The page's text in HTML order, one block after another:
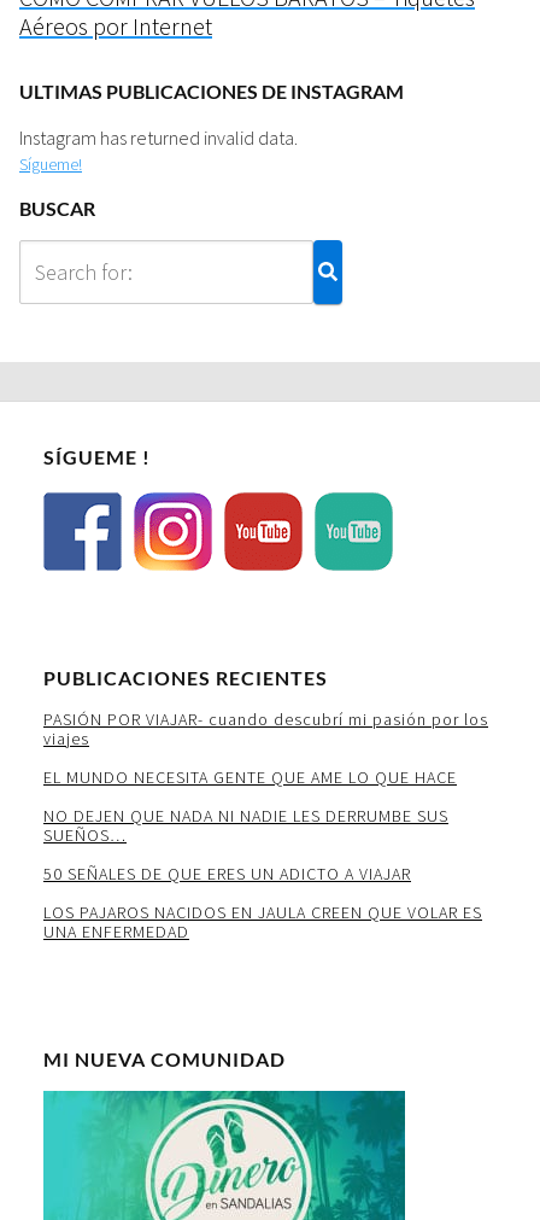
Aéreos por Internet
ULTIMAS PUBLICACIONES DE INSTAGRAM
Instagram has returned invalid data.
Sígueme!
BUSCAR
SÍGUEME !
PUBLICACIONES RECIENTES
PASIÓN POR VIAJAR- cuando descubrí mi pasión por los
viajes
EL MUNDO NECESITA GENTE QUE AME LO QUE HACE
NO DEJEN QUE NADA NI NADIE LES DERRUMBE SUS
SUEÑOS…
50 SEÑALES DE QUE ERES UN ADICTO A VIAJAR
LOS PAJAROS NACIDOS EN JAULA CREEN QUE VOLAR ES
UNA ENFERMEDAD
MI NUEVA COMUNIDAD